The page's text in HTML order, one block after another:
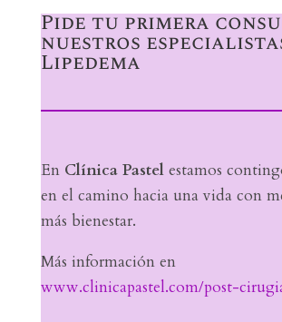
Pide tu primera
nuestros
Lipedema
En Clínica Pastelestamos
en el camino hacia una vida con
más bienestar.
Más información en
www.clinicapastel.com/post-